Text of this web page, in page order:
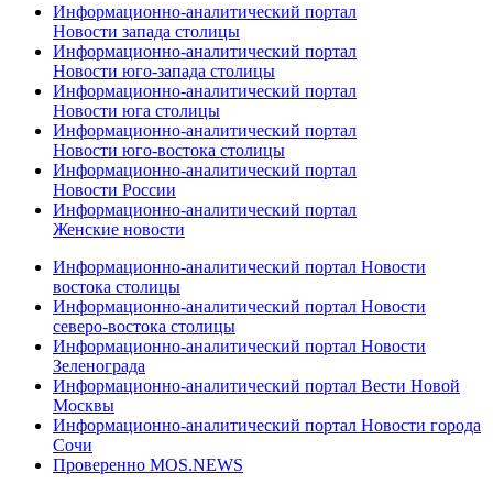
Информационно-аналитический портал
Новости запада столицы
Информационно-аналитический портал
Новости юго-запада столицы
Информационно-аналитический портал
Новости юга столицы
Информационно-аналитический портал
Новости юго-востока столицы
Информационно-аналитический портал
Новости России
Информационно-аналитический портал
Женские новости
Информационно-аналитический портал Новости
востока столицы
Информационно-аналитический портал Новости
северо-востока столицы
Информационно-аналитический портал Новости
Зеленограда
Информационно-аналитический портал Вести Новой
Москвы
Информационно-аналитический портал Новости города
Сочи
Проверенно MOS.NEWS